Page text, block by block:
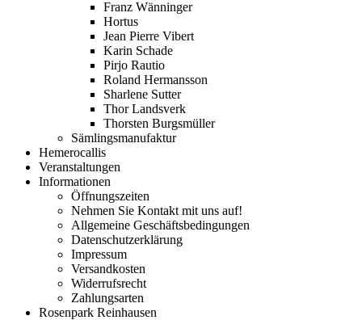
Franz Wänninger
Hortus
Jean Pierre Vibert
Karin Schade
Pirjo Rautio
Roland Hermansson
Sharlene Sutter
Thor Landsverk
Thorsten Burgsmüller
Sämlingsmanufaktur
Hemerocallis
Veranstaltungen
Informationen
Öffnungszeiten
Nehmen Sie Kontakt mit uns auf!
Allgemeine Geschäftsbedingungen
Datenschutzerklärung
Impressum
Versandkosten
Widerrufsrecht
Zahlungsarten
Rosenpark Reinhausen